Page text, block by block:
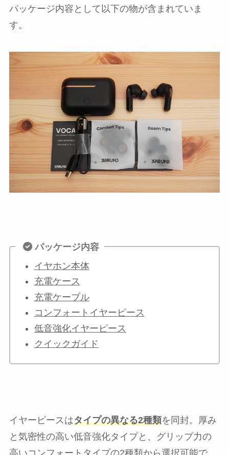
パッケージ内容として以下の物が含まれていま
す。
パッケージ内容
イヤホン本体
充電ケース
充電ケーブル
コンフォートイヤーピース
低音強化イヤーピース
クイックガイド
イヤーピースはタイプの異なる2種類を同封。厚み
と気密性の高い低音強化タイプと、グリップ力の
高いコンフォートタイプの2種類から選択可能で